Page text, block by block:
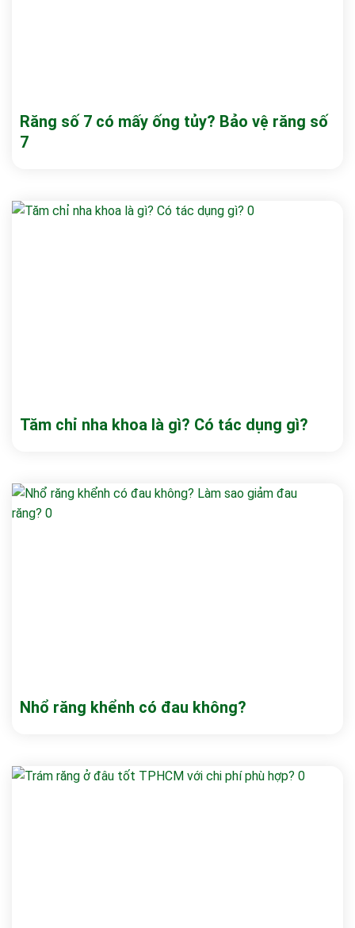
Răng số 7 có mấy ống tủy? Bảo vệ răng số
7
Tăm chỉ nha khoa là gì? Có tác dụng gì?
Nhổ răng khểnh có đau không?